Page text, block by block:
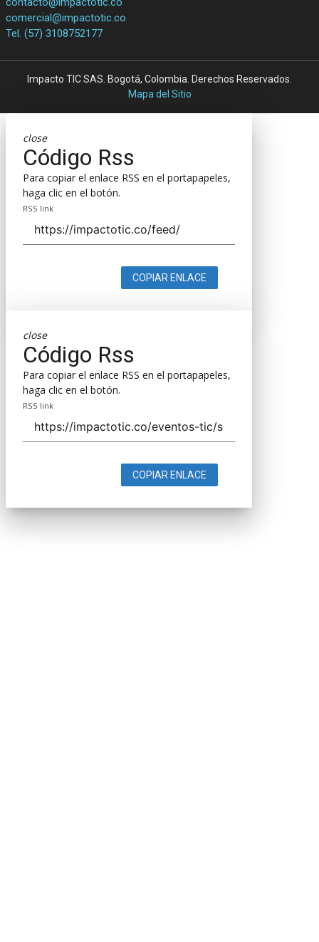
comercial@impactotic.co
Tel. (57) 3108752177
Impacto TIC SAS. Bogotá, Colombia. Derechos Reservados.
Mapa del Sitio
close
Código Rss
Para copiar el enlace RSS en el portapapeles,
haga clic en el botón.
RSS link
COPIAR ENLACE
close
Código Rss
Para copiar el enlace RSS en el portapapeles,
haga clic en el botón.
RSS link
COPIAR ENLACE